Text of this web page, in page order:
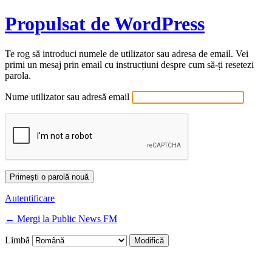
Propulsat de WordPress
Te rog să introduci numele de utilizator sau adresa de email. Vei
primi un mesaj prin email cu instrucțiuni despre cum să-ți resetezi
parola.
Nume utilizator sau adresă email
Autentificare
← Mergi la Public News FM
Limbă